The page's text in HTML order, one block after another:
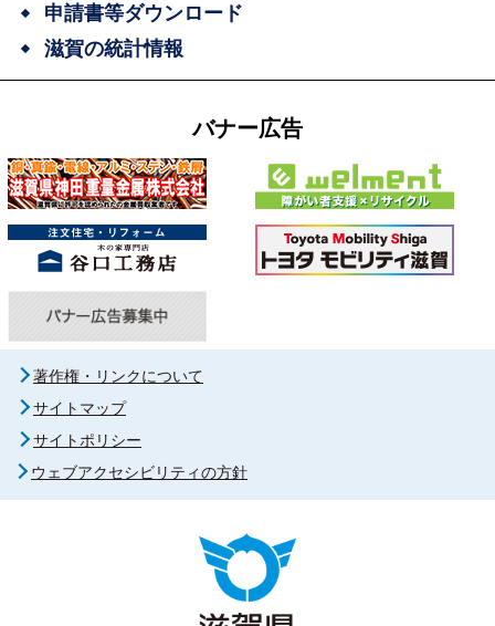
申請書等ダウンロード
滋賀の統計情報
バナー広告
著作権・リンクについて
サイトマップ
サイトポリシー
ウェブアクセシビリティの方針